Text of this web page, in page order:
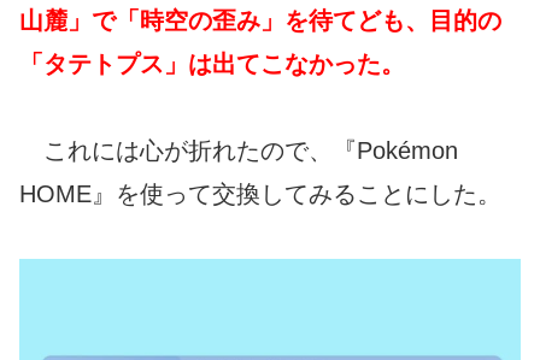
山麓」で「時空の歪み」を待てども、目的の
「タテトプス」は出てこなかった。
これには心が折れたので、『Pokémon
HOME』を使って交換してみることにした。